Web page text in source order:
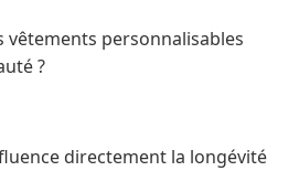
vêtements personnalisables
?
directement la longévité